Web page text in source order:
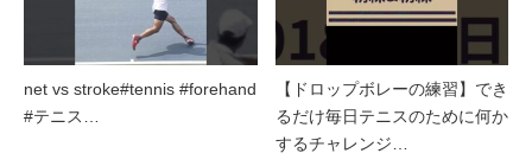
net vs stroke#tennis #forehand
#テニス…
【ドロップボレーの練習】でき
るだけ毎日テニスのために何か
するチャレンジ…